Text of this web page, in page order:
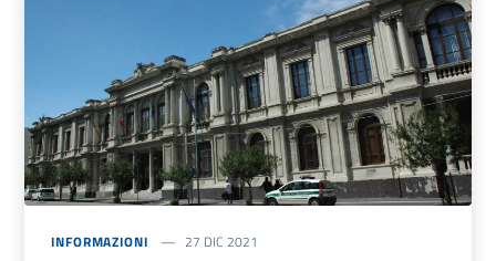
INFORMAZIONI 27 DIC 2021